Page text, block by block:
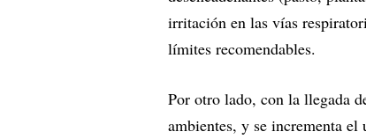
irritación en las vías
límites recomendables.
Por otro lado, con la llegada
ambientes, y se incrementa